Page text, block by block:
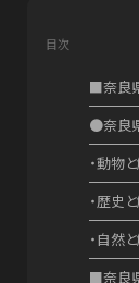
目次
■奈良
●奈良
・動物
・歴史
・自然
■奈良